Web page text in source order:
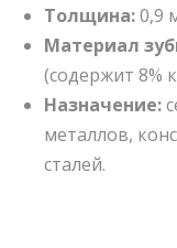
Толщина:0,9
Материал
(содержит 8%
Назначение:
металлов,
сталей.